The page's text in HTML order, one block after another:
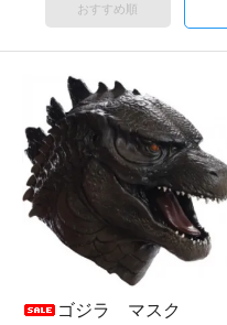
おすすめ順
ゴジラ マスク